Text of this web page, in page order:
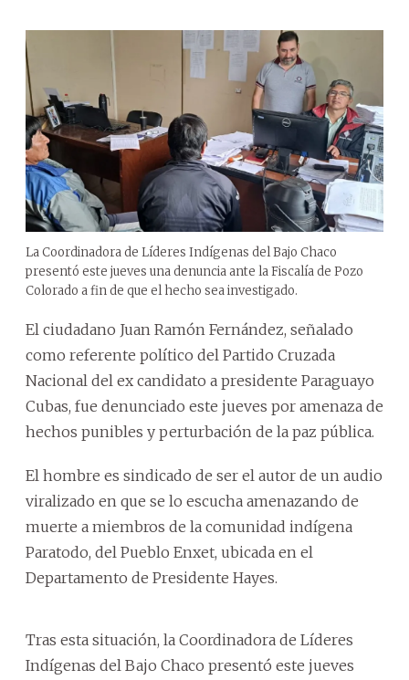
La Coordinadora de Líderes Indígenas del Bajo Chaco
presentó este jueves una denuncia ante la Fiscalía de Pozo
Colorado a fin de que el hecho sea investigado.
El ciudadano Juan Ramón Fernández, señalado
como referente político del Partido Cruzada
Nacional del ex candidato a presidente Paraguayo
Cubas, fue denunciado este jueves por amenaza de
hechos punibles y perturbación de la paz pública.
El hombre es sindicado de ser el autor de un audio
viralizado en que se lo escucha amenazando de
muerte a miembros de la comunidad indígena
Paratodo, del Pueblo Enxet, ubicada en el
Departamento de Presidente Hayes.
Tras esta situación, la Coordinadora de Líderes
Indígenas del Bajo Chaco presentó este jueves